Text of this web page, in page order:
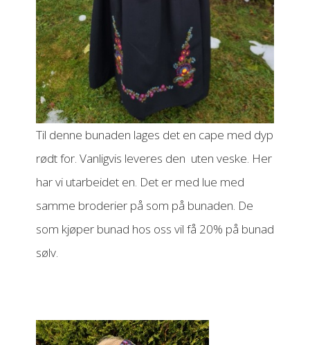
Til denne bunaden lages det en cape med dyp
rødt for. Vanligvis leveres den uten veske. Her
har vi utarbeidet en. Det er med lue med
samme broderier på som på bunaden. De
som kjøper bunad hos oss vil få 20% på bunad
sølv.